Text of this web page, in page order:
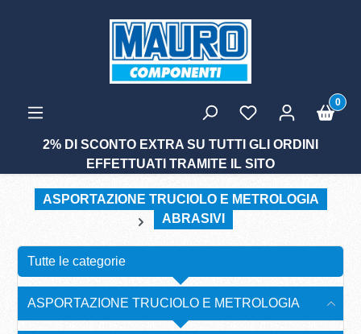
0
2% DI SCONTO EXTRA SU TUTTI GLI ORDINI
EFFETTUATI TRAMITE IL SITO
ASPORTAZIONE TRUCIOLO E METROLOGIA
ABRASIVI
Tutte le categorie
ASPORTAZIONE TRUCIOLO E METROLOGIA